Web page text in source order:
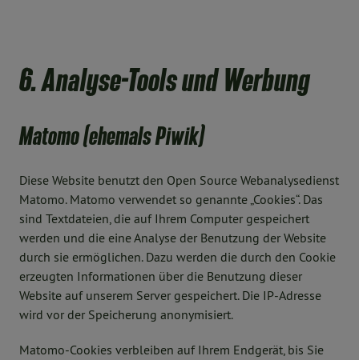
6. Analyse-Tools und Werbung
Matomo (ehemals Piwik)
Diese Website benutzt den Open Source Webanalysedienst
Matomo. Matomo verwendet so genannte „Cookies“. Das
sind Textdateien, die auf Ihrem Computer gespeichert
werden und die eine Analyse der Benutzung der Website
durch sie ermöglichen. Dazu werden die durch den Cookie
erzeugten Informationen über die Benutzung dieser
Website auf unserem Server gespeichert. Die IP-Adresse
wird vor der Speicherung anonymisiert.
Matomo-Cookies verbleiben auf Ihrem Endgerät, bis Sie